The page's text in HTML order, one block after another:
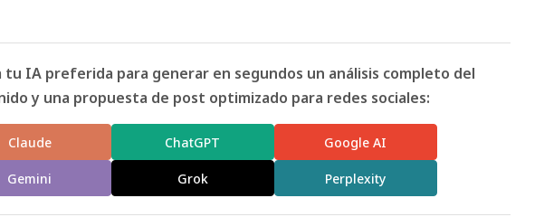
tu IA preferida para generar en segundos un análisis completo del
y una propuesta de post optimizado para redes sociales:
Claude ChatGPT Google AI
Gemini Grok Perplexity